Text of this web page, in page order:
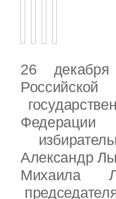
26
Александр
Михаила